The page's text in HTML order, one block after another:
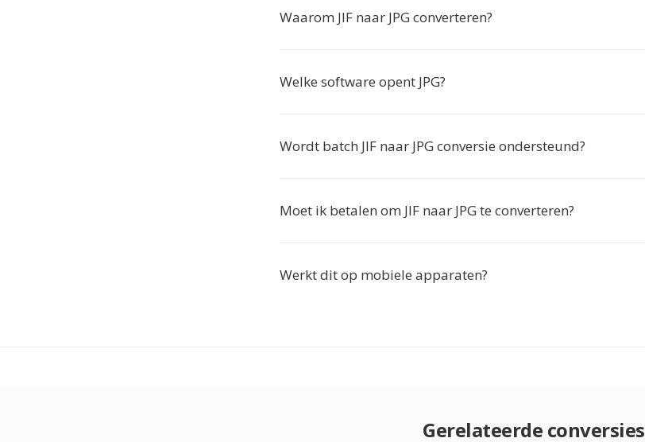
Waarom JIF naar JPG converteren?
Welke software opent JPG?
Wordt batch JIF naar JPG conversie ondersteund?
Moet ik betalen om JIF naar JPG te converteren?
Werkt dit op mobiele apparaten?
Gerelateerde conversies